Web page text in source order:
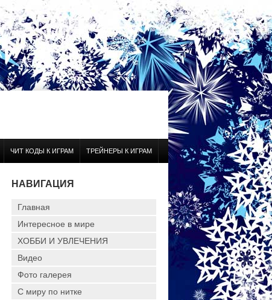
ЧИТ КОДЫ К ИГРАМ ТРЕЙНЕРЫ К ИГРАМ
НАВИГАЦИЯ
Главная
Интересное в мире
ХОББИ И УВЛЕЧЕНИЯ
Видео
Фото галерея
С миру по нитке